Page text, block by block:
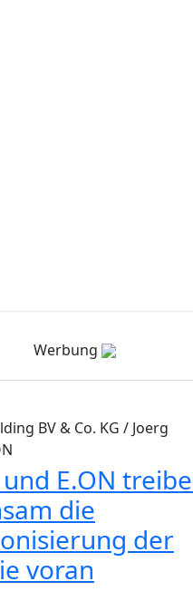
Werbung
BV & Co. KG / Joerg
E.ON
die
der
voran